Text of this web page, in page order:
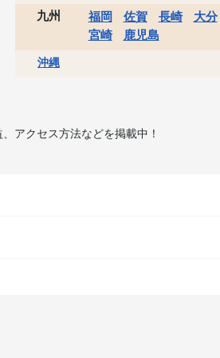
九州
福岡 佐賀 長崎 大分
宮崎
鹿児島
沖縄
アクセス方法などを掲載中！